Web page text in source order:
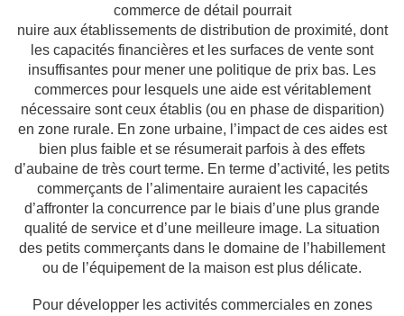
commerce de détail pourrait
nuire aux établissements de distribution de proximité, dont
les capacités financières et les surfaces de vente sont
insuffisantes pour mener une politique de prix bas. Les
commerces pour lesquels une aide est véritablement
nécessaire sont ceux établis (ou en phase de disparition)
en zone rurale. En zone urbaine, l’impact de ces aides est
bien plus faible et se résumerait parfois à des effets
d’aubaine de très court terme. En terme d’activité, les petits
commerçants de l’alimentaire auraient les capacités
d’affronter la concurrence par le biais d’une plus grande
qualité de service et d’une meilleure image. La situation
des petits commerçants dans le domaine de l’habillement
ou de l’équipement de la maison est plus délicate.
Pour développer les activités commerciales en zones